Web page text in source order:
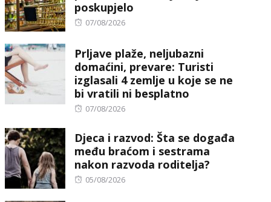
poskupjelo
Posted
07/08/2026
Prljave plaže, neljubazni
domaćini, prevare: Turisti
izglasali 4 zemlje u koje se ne
bi vratili ni besplatno
Posted
07/08/2026
Djeca i razvod: Šta se događa
među braćom i sestrama
nakon razvoda roditelja?
Posted
05/08/2026